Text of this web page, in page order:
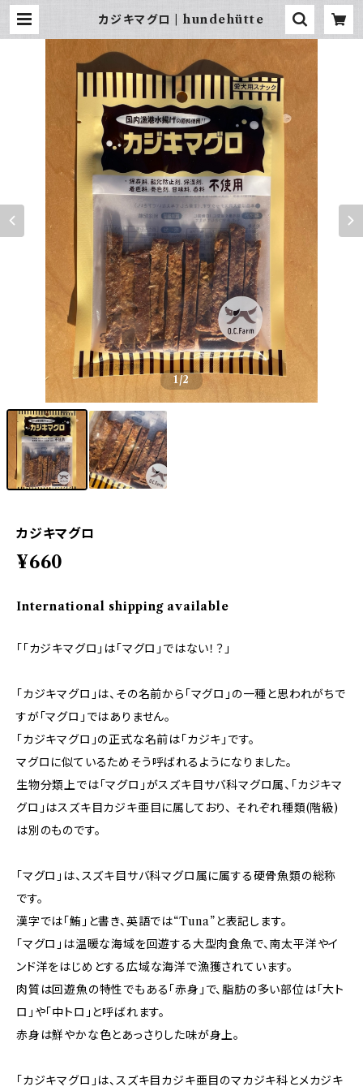
カジキマグロ | hundehütte
1/2
カジキマグロ
¥660
International shipping available
「「カジキマグロ」は「マグロ」ではない！？」
「カジキマグロ」は、その名前から「マグロ」の一種と思われがちで
すが「マグロ」ではありません。
「カジキマグロ」の正式な名前は「カジキ」です。
マグロに似ているためそう呼ばれるようになりました。
生物分類上では「マグロ」がスズキ目サバ科マグロ属、「カジキマ
グロ」はスズキ目カジキ亜目に属しており、 それぞれ種類(階級)
は別のものです。
「マグロ」は、スズキ目サバ科マグロ属に属する硬骨魚類の総称
です。
漢字では「鮪」と書き、英語では“Tuna”と表記します。
「マグロ」は温暖な海域を回遊する大型肉食魚で、南太平洋やイ
ンド洋をはじめとする広域な海洋で漁獲されています。
肉質は回遊魚の特性でもある「赤身」で、脂肪の多い部位は「大ト
ロ」や「中トロ」と呼ばれます。
赤身は鮮やかな色とあっさりした味が身上。
「カジキマグロ」は、スズキ目カジキ亜目のマカジキ科とメカジキ